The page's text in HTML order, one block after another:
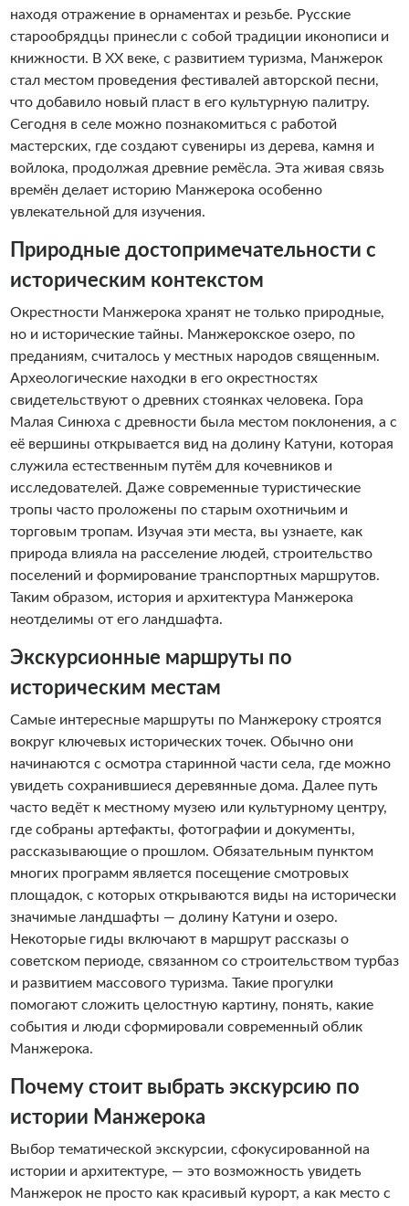
находя отражение в орнаментах и резьбе. Русские
старообрядцы принесли с собой традиции иконописи и
книжности. В XX веке, с развитием туризма, Манжерок
стал местом проведения фестивалей авторской песни,
что добавило новый пласт в его культурную палитру.
Сегодня в селе можно познакомиться с работой
мастерских, где создают сувениры из дерева, камня и
войлока, продолжая древние ремёсла. Эта живая связь
времён делает историю Манжерока особенно
увлекательной для изучения.
Природные достопримечательности с
историческим контекстом
Окрестности Манжерока хранят не только природные,
но и исторические тайны. Манжерокское озеро, по
преданиям, считалось у местных народов священным.
Археологические находки в его окрестностях
свидетельствуют о древних стоянках человека. Гора
Малая Синюха с древности была местом поклонения, а с
её вершины открывается вид на долину Катуни, которая
служила естественным путём для кочевников и
исследователей. Даже современные туристические
тропы часто проложены по старым охотничьим и
торговым тропам. Изучая эти места, вы узнаете, как
природа влияла на расселение людей, строительство
поселений и формирование транспортных маршрутов.
Таким образом, история и архитектура Манжерока
неотделимы от его ландшафта.
Экскурсионные маршруты по
историческим местам
Самые интересные маршруты по Манжероку строятся
вокруг ключевых исторических точек. Обычно они
начинаются с осмотра старинной части села, где можно
увидеть сохранившиеся деревянные дома. Далее путь
часто ведёт к местному музею или культурному центру,
где собраны артефакты, фотографии и документы,
рассказывающие о прошлом. Обязательным пунктом
многих программ является посещение смотровых
площадок, с которых открываются виды на исторически
значимые ландшафты — долину Катуни и озеро.
Некоторые гиды включают в маршрут рассказы о
советском периоде, связанном со строительством турбаз
и развитием массового туризма. Такие прогулки
помогают сложить целостную картину, понять, какие
события и люди сформировали современный облик
Манжерока.
Почему стоит выбрать экскурсию по
истории Манжерока
Выбор тематической экскурсии, сфокусированной на
истории и архитектуре, — это возможность увидеть
Манжерок не просто как красивый курорт, а как место с